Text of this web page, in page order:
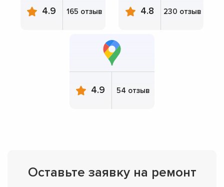
4.9 165 отзыв 4.8 230 отзыв
4.9 54 отзыв
Оставьте заявку на ремонт